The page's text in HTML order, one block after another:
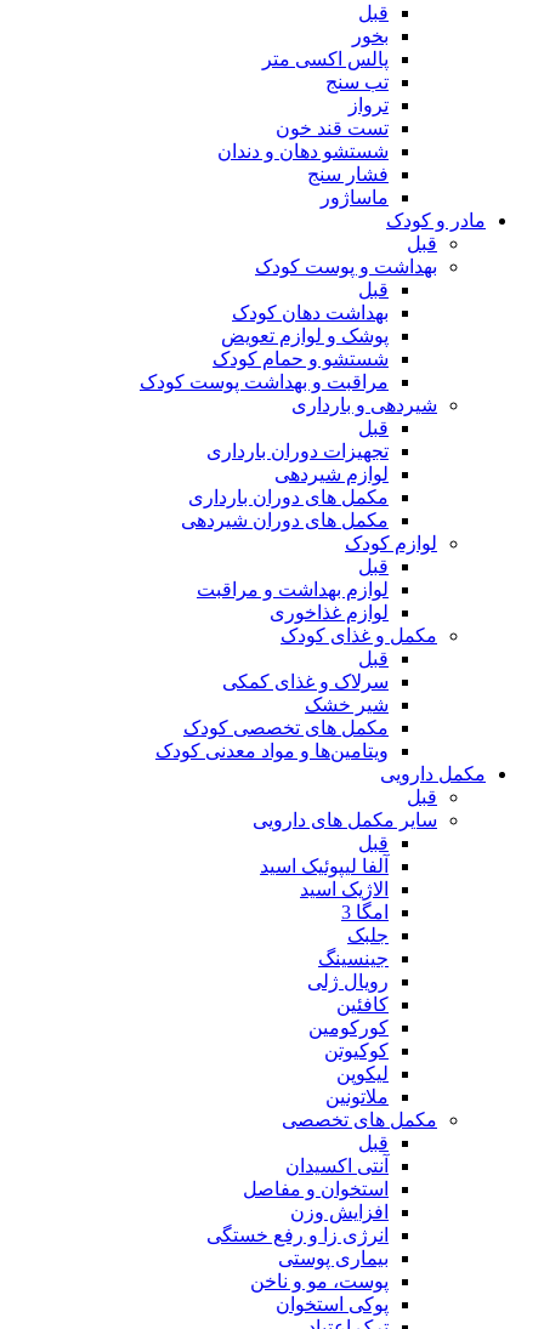
قبل
بخور
پالس اکسی متر
تب سنج
ترواز
تست قند خون
شستشو دهان و دندان
فشار سنج
ماساژور
مادر و کودک
قبل
بهداشت و پوست کودک
قبل
بهداشت دهان کودک
پوشک و لوازم تعویض
شستشو و حمام کودک
مراقبت و بهداشت پوست کودک
شیردهی و بارداری
قبل
تجهیزات دوران بارداری
لوازم شیردهی
مکمل های دوران بارداری
مکمل های دوران شیردهی
لوازم کودک
قبل
لوازم بهداشت و مراقبت
لوازم غذاخوری
مکمل و غذای کودک
قبل
سرلاک و غذای کمکی
شیر خشک
مکمل های تخصصی کودک
ویتامین‌ها و مواد معدنی کودک
مکمل دارویی
قبل
سایر مکمل های دارویی
قبل
آلفا لیپوئیک اسید
الاژیک اسید
امگا 3
جلبک
جینسینگ
رویال ژلی
کافئین
کورکومین
کوکیوتن
لیکوپن
ملاتونین
مکمل های تخصصی
قبل
آنتی اکسیدان
استخوان و مفاصل
افزایش وزن
انرژی زا و رفع خستگی
بیماری پوستی
پوست، مو و ناخن
پوکی استخوان